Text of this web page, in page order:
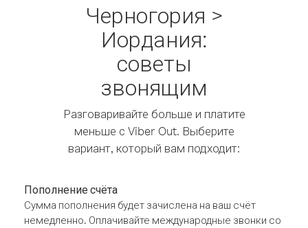
Черногория >
Иордания:
советы
звонящим
Разговаривайте больше и платите
меньше с Viber Out. Выберите
вариант, который вам подходит:
Пополнение счёта
Сумма пополнения будет зачислена на ваш счёт
немедленно. Оплачивайте международные звонки со